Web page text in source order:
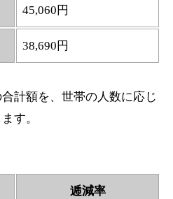
45,060円
38,690円
計額を、世帯の人数に応じ
す。
逓減率